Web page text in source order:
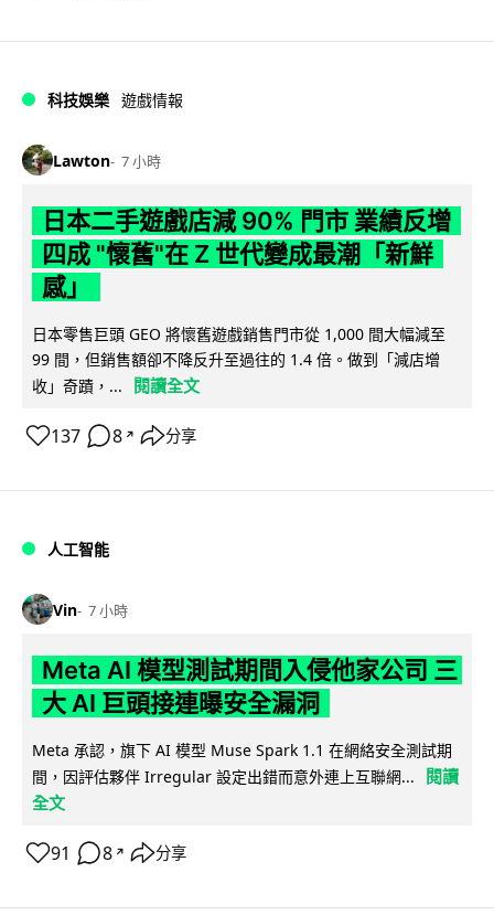
科技娛樂 遊戲情報
Lawton 7 小時
日本二手遊戲店減 90% 門市 業績反增
四成 "懷舊"在 Z 世代變成最潮「新鮮
感」
日本零售巨頭 GEO 將懷舊遊戲銷售門市從 1,000 間大幅減至
99 間，但銷售額卻不降反升至過往的 1.4 倍。做到「減店增
收」奇蹟，...
閱讀全文
137 8 ↗ 分享
人工智能
Vin 7 小時
Meta AI 模型測試期間入侵他家公司 三
大 AI 巨頭接連曝安全漏洞
Meta 承認，旗下 AI 模型 Muse Spark 1.1 在網絡安全測試期
間，因評估夥伴 Irregular 設定出錯而意外連上互聯網...
閱讀
全文
91 8 ↗ 分享